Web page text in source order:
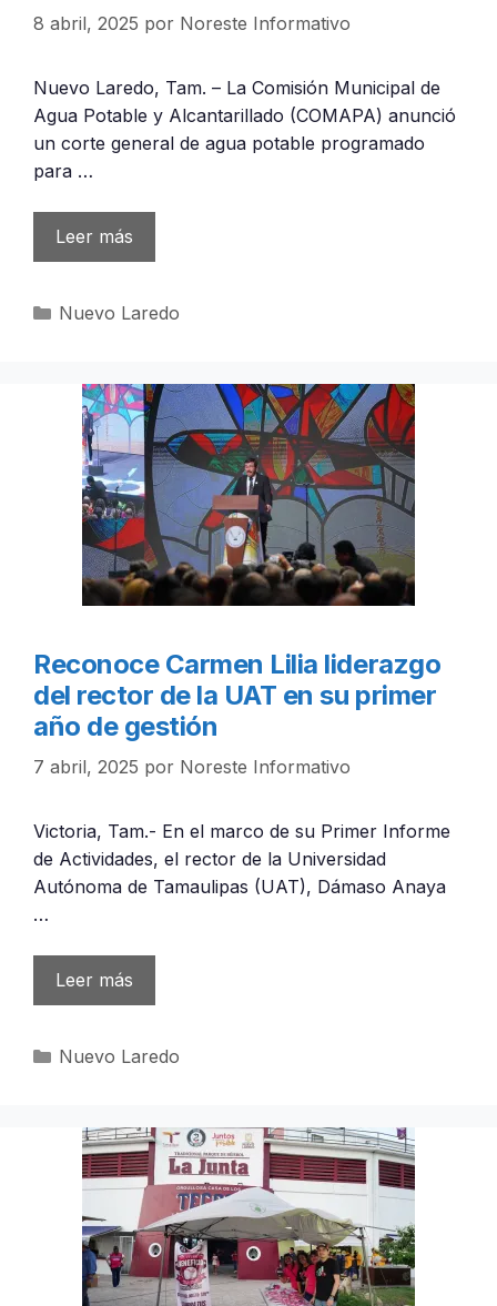
8 abril, 2025 por Noreste Informativo
Nuevo Laredo, Tam. – La Comisión Municipal de
Agua Potable y Alcantarillado (COMAPA) anunció
un corte general de agua potable programado
para …
Leer más
Categorías
Nuevo Laredo
Reconoce Carmen Lilia liderazgo
del rector de la UAT en su primer
año de gestión
7 abril, 2025 por Noreste Informativo
Victoria, Tam.- En el marco de su Primer Informe
de Actividades, el rector de la Universidad
Autónoma de Tamaulipas (UAT), Dámaso Anaya
…
Leer más
Categorías
Nuevo Laredo